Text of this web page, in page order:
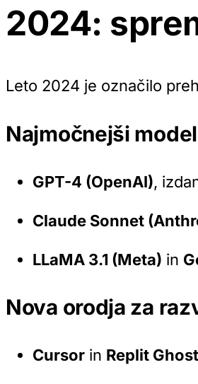
2024:
Leto 2024 je označilo
Najmočnejši
GPT-4 (OpenAI),
Claude Sonnet
LLaMA 3.1 (Meta) in
Nova orodja za
Cursor in Replit